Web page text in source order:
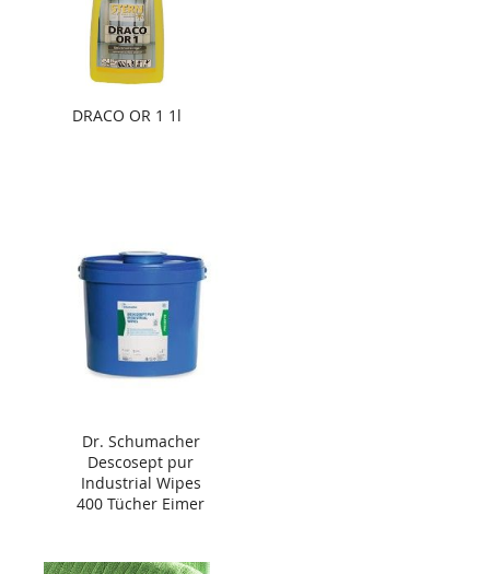
DRACO OR 1 1l
Dr. Schumacher
Descosept pur
Industrial Wipes
400 Tücher Eimer